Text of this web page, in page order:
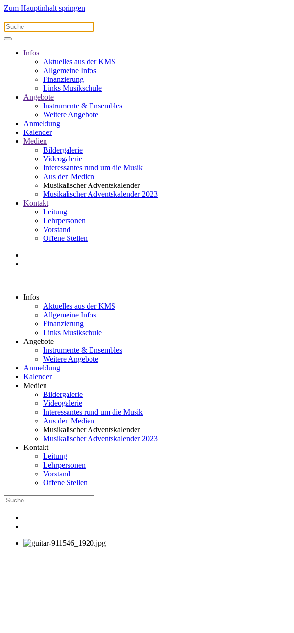
Zum Hauptinhalt springen
Infos
Aktuelles aus der KMS
Allgemeine Infos
Finanzierung
Links Musikschule
Angebote
Instrumente & Ensembles
Weitere Angebote
Anmeldung
Kalender
Medien
Bildergalerie
Videogalerie
Interessantes rund um die Musik
Aus den Medien
Musikalischer Adventskalender
Musikalischer Adventskalender 2023
Kontakt
Leitung
Lehrpersonen
Vorstand
Offene Stellen
Infos
Aktuelles aus der KMS
Allgemeine Infos
Finanzierung
Links Musikschule
Angebote
Instrumente & Ensembles
Weitere Angebote
Anmeldung
Kalender
Medien
Bildergalerie
Videogalerie
Interessantes rund um die Musik
Aus den Medien
Musikalischer Adventskalender
Musikalischer Adventskalender 2023
Kontakt
Leitung
Lehrpersonen
Vorstand
Offene Stellen